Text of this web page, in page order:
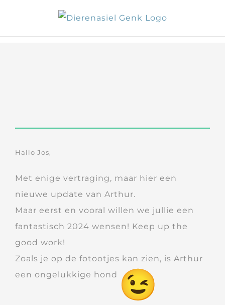
content
Hallo Jos,
Met enige vertraging, maar hier een
nieuwe update van Arthur.
Maar eerst en vooral willen we jullie een
fantastisch 2024 wensen! Keep up the
good work!
Zoals je op de fotootjes kan zien, is Arthur
een ongelukkige hond